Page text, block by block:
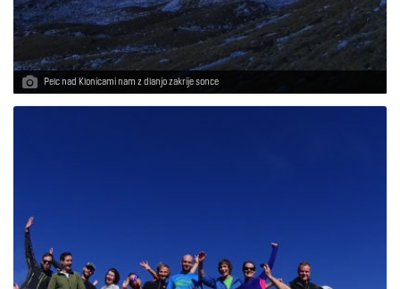
Pelc nad Klonicami nam z dlanjo zakrije sonce